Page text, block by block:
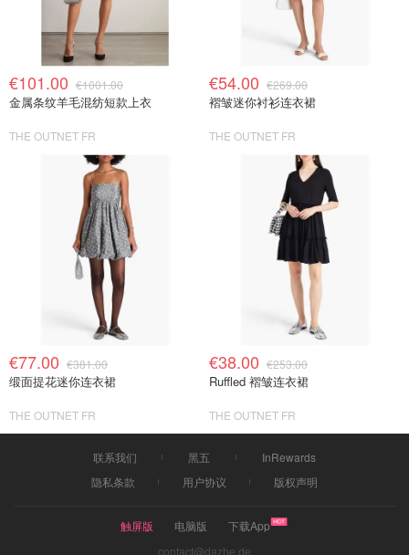
€101.00 €1001.00
金属条纹羊毛混纺短款上衣
THE OUTNET FR
€54.00 €269.00
褶皱迷你衬衫连衣裙
THE OUTNET FR
€77.00 €381.00
缎面提花迷你连衣裙
THE OUTNET FR
€38.00 €253.00
Ruffled 褶皱连衣裙
THE OUTNET FR
联系我们 黑五
InRewards
隐私条款
用户协议 版权声明
触屏版 电脑版
下载App
contact@dazhe.de